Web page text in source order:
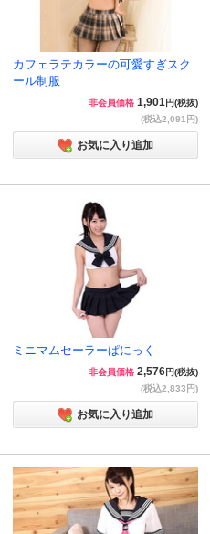
カフェラテカラーの可愛すぎスク
ール制服
非会員価格 1,901 円(税抜)
(税込2,091円)
お気に入り追加
ミニマムセーラーぱにっく
非会員価格 2,576円(税抜)
(税込2,833円)
お気に入り追加